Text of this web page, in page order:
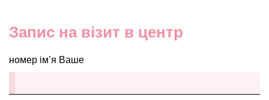
Запис на візит в центр
номер ім’я Ваше